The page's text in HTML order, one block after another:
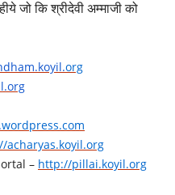
जो कि श्रीदेवी अम्माजी को
org
wordpress.com
acharyas.koyil.org
– http://pillai.koyil.org